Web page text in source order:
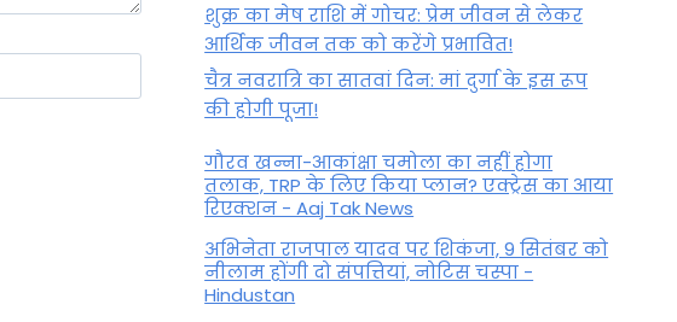
शुक्र का मेष राशि में गोचर: प्रेम जीवन से लेकर
आर्थिक जीवन तक को करेंगे प्रभावित!
चैत्र नवरात्रि का सातवां दिन: मां दुर्गा के इस रूप
की होगी पूजा!
गौरव खन्ना-आकांक्षा चमोला का नहीं होगा
तलाक, TRP के लिए किया प्लान? एक्ट्रेस का आया
रिएक्शन - Aaj Tak News
अभिनेता राजपाल यादव पर शिकंजा, 9 सितंबर को
नीलाम होंगी दो संपत्तियां, नोटिस चस्पा -
Hindustan